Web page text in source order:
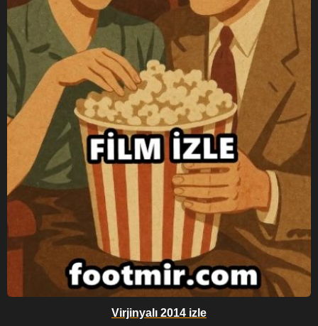
Virjinyalı 2014 izle